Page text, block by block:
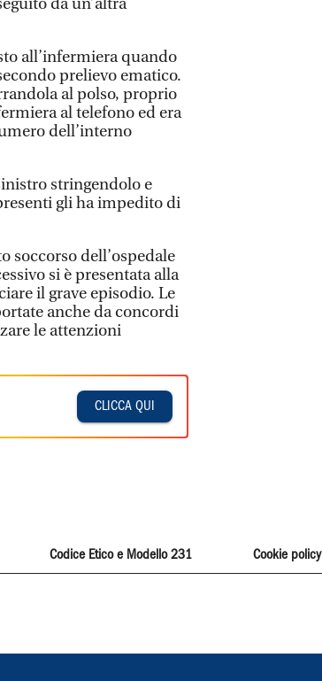
all’infermiera quando
prelievo ematico.
al polso, proprio
al telefono ed era
dell’interno
stringendolo e
gli ha impedito di
soccorso dell’ospedale
si è presentata alla
il grave episodio. Le
anche da concordi
le attenzioni
CLICCA QUI
Codice Etico e Modello 231 Cookie policy